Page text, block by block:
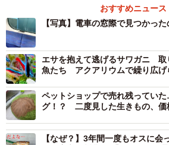
おすすめニュース
【写真】電車の窓際で見つかっ
エサを抱えて逃げるサワガニ 取
魚たち アクアリウムで繰り広げ
ペットショップで売れ残ってい
グ！？ 二度見した生きもの、価
【なぜ？】3年間一度もオスに会